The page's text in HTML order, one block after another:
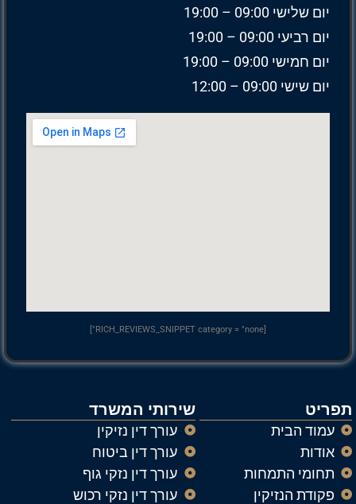
יום שלישי 09:00 – 19:00
יום רביעי 09:00 – 19:00
יום חמישי 09:00 – 19:00
יום שישי 09:00 – 12:00
תפריט
עמוד הבית
אודות
תחומי התמחות
פקודת הנזיקין
שירותי המשרד
עורך דין נזיקין
עורך דין ביטוח
עורך דין נזקי גוף
עורך דין נזקי רכוש